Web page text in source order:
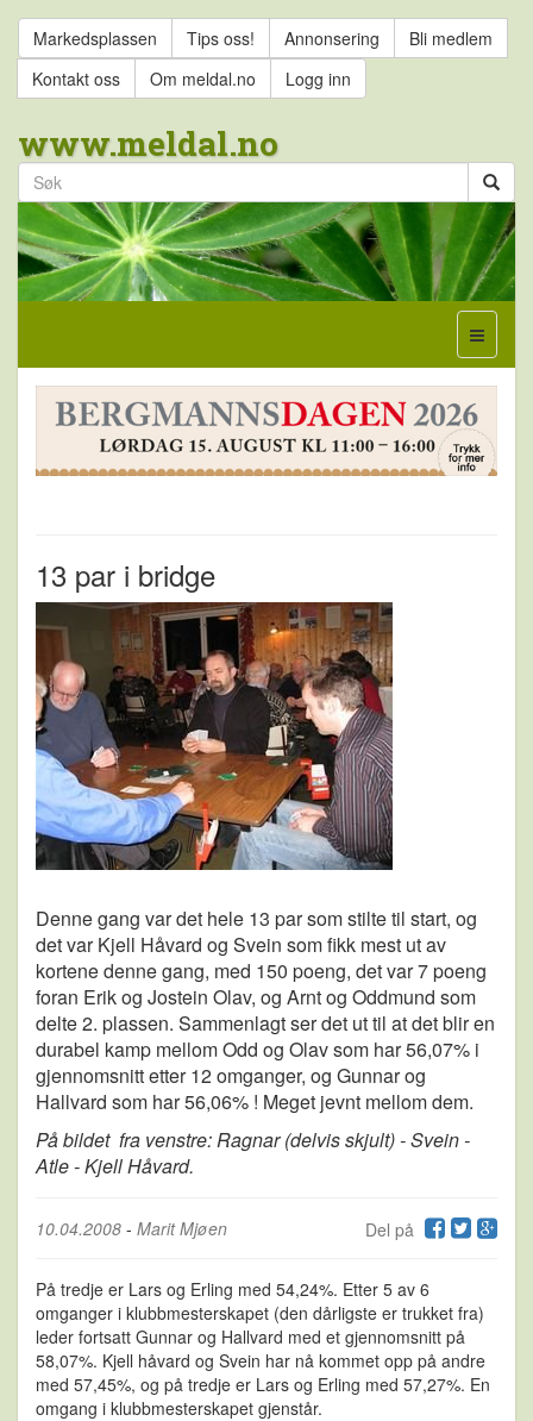
Markedsplassen Tips oss! Annonsering
Bli medlem
Kontakt oss
Om meldal.no Logg inn
www.meldal.no
13 par i bridge
Denne gang var det hele 13 par som stilte til start, og
det var Kjell Håvard og Svein som fikk mest ut av
kortene denne gang, med 150 poeng, det var 7 poeng
foran Erik og Jostein Olav, og Arnt og Oddmund som
delte 2. plassen. Sammenlagt ser det ut til at det blir en
durabel kamp mellom Odd og Olav som har 56,07% i
gjennomsnitt etter 12 omganger, og Gunnar og
Hallvard som har 56,06% ! Meget jevnt mellom dem.
På bildet fra venstre: Ragnar (delvis skjult) - Svein -
Atle - Kjell Håvard.
Del på
10.04.2008 - Marit Mjøen
På tredje er Lars og Erling med 54,24%. Etter 5 av 6
omganger i klubbmesterskapet (den dårligste er trukket fra)
leder fortsatt Gunnar og Hallvard med et gjennomsnitt på
58,07%. Kjell håvard og Svein har nå kommet opp på andre
med 57,45%, og på tredje er Lars og Erling med 57,27%. En
omgang i klubbmesterskapet gjenstår.